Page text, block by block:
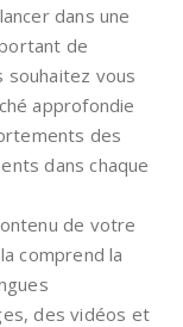
dans une
de
souhaitez vous
approfondie
des
dans chaque
de votre
comprend la
des vidéos et